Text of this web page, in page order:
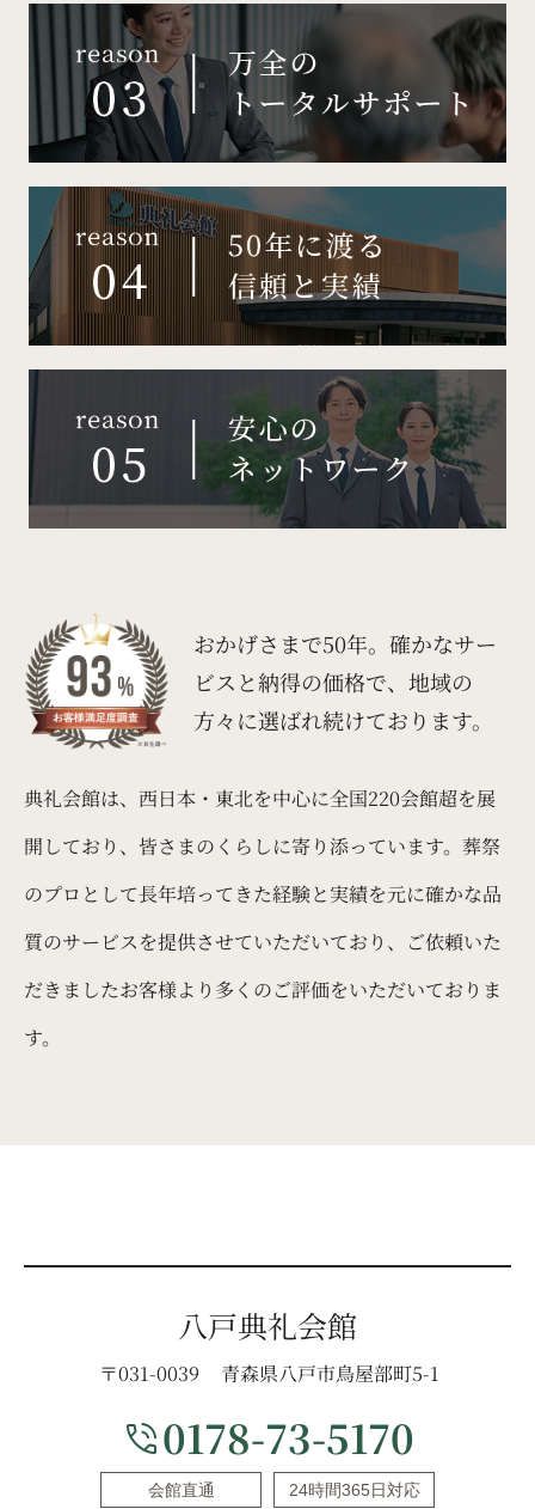
おかげさまで50年。確かなサー
ビスと納得の価格で、地域の
方々に選ばれ続けております。
典礼会館は、西日本・東北を中心に全国220会館超を展
開しており、皆さまのくらしに寄り添っています。葬祭
のプロとして長年培ってきた経験と実績を元に確かな品
質のサービスを提供させていただいており、ご依頼いた
だきましたお客様より多くのご評価をいただいておりま
す。
八戸典礼会館
〒031-0039 青森県八戸市鳥屋部町5-1
phone_in_talk0178-73-5170
会館直通 24時間365日対応